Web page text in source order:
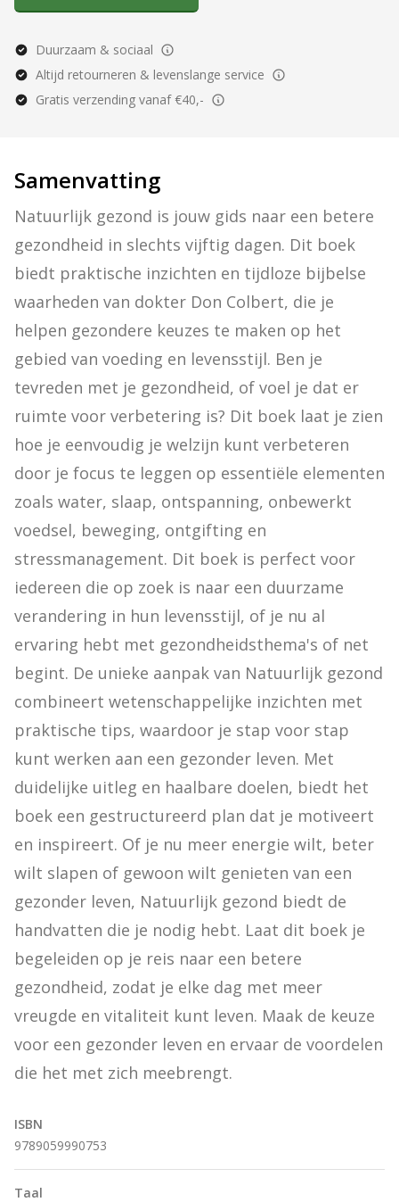
Duurzaam & sociaal
Altijd retourneren & levenslange service
Gratis verzending vanaf €40,-
Samenvatting
Natuurlijk gezond is jouw gids naar een betere
gezondheid in slechts vijftig dagen. Dit boek
biedt praktische inzichten en tijdloze bijbelse
waarheden van dokter Don Colbert, die je
helpen gezondere keuzes te maken op het
gebied van voeding en levensstijl. Ben je
tevreden met je gezondheid, of voel je dat er
ruimte voor verbetering is? Dit boek laat je zien
hoe je eenvoudig je welzijn kunt verbeteren
door je focus te leggen op essentiële elementen
zoals water, slaap, ontspanning, onbewerkt
voedsel, beweging, ontgifting en
stressmanagement. Dit boek is perfect voor
iedereen die op zoek is naar een duurzame
verandering in hun levensstijl, of je nu al
ervaring hebt met gezondheidsthema's of net
begint. De unieke aanpak van Natuurlijk gezond
combineert wetenschappelijke inzichten met
praktische tips, waardoor je stap voor stap
kunt werken aan een gezonder leven. Met
duidelijke uitleg en haalbare doelen, biedt het
boek een gestructureerd plan dat je motiveert
en inspireert. Of je nu meer energie wilt, beter
wilt slapen of gewoon wilt genieten van een
gezonder leven, Natuurlijk gezond biedt de
handvatten die je nodig hebt. Laat dit boek je
begeleiden op je reis naar een betere
gezondheid, zodat je elke dag met meer
vreugde en vitaliteit kunt leven. Maak de keuze
voor een gezonder leven en ervaar de voordelen
die het met zich meebrengt.
ISBN
9789059990753
Taal